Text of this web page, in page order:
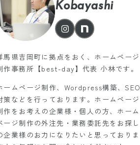
Kobayashi
馬県吉岡町に拠点をおく、ホームページ
作事務所【best-day】代表 小林です。
ームページ制作、Wordpress構築、SEO
策などを行っております。ホームページ
作をお考えの企業様・個人の方、ホーム
ージ制作の外注先・業務委託先をお探し
企業様のお力になりたいと思っておりま